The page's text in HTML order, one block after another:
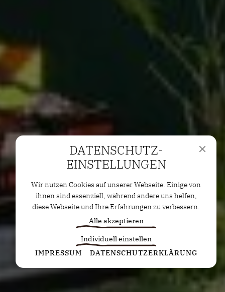
DATENSCHUTZ­
EINSTELLUNGEN
Wir nutzen Cookies auf unserer Webseite. Einige von
ihnen sind essenziell, während andere uns helfen,
diese Webseite und Ihre Erfahrungen zu verbessern.
Alle akzeptieren
Individuell einstellen
Statistiken
Diese Cookies erfassen anonyme Statistiken. Diese
Informationen helfen uns zu verstehen, wie wir
unsere Website noch weiter optimieren können.
IMPRESSUM DATENSCHUTZERKLÄRUNG